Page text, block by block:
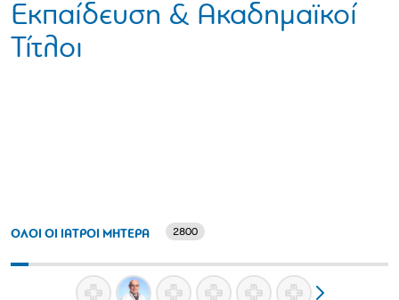
Εκπαίδευση & Ακαδημαϊκοί
Τίτλοι
ΟΛΟΙ ΟΙ ΙΑΤΡΟΙ ΜΗΤΕΡΑ 2800